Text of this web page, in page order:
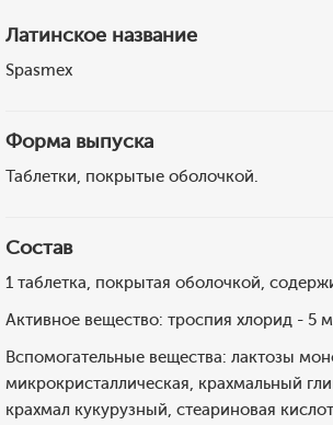
Латинское название
Spasmex
Форма выпуска
Таблетки, покрытые оболочкой.
Состав
1 таблетка, покрытая оболочкой,
Активное вещество: троспия хлорид - 5
Вспомогательные вещества: лактозы
микрокристаллическая, крахмальный
крахмал кукурузный, стеариновая